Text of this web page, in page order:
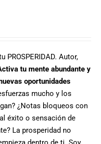
PROSPERIDAD. Autor,
tu mente abundante y
oportunidades
mucho y los
¿Notas bloqueos con
éxito o sensación de
La prosperidad no